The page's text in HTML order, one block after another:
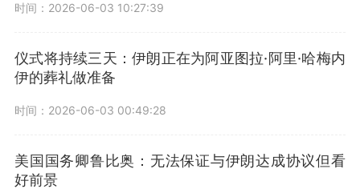
时间：2026-06-03 10:27:39
仪式将持续三天：伊朗正在为阿亚图拉·阿里·哈梅内
伊的葬礼做准备
时间：2026-06-03 00:49:28
美国国务卿鲁比奥：无法保证与伊朗达成协议但看
好前景